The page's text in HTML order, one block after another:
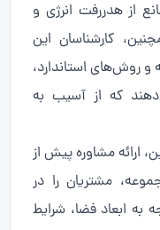
از هدررفت انرژی و
کارشناسان این
و روش‌های استاندارد،
که از آسیب به
ارائه مشاوره پیش از
مشتریان را در
به ابعاد فضا، شرایط